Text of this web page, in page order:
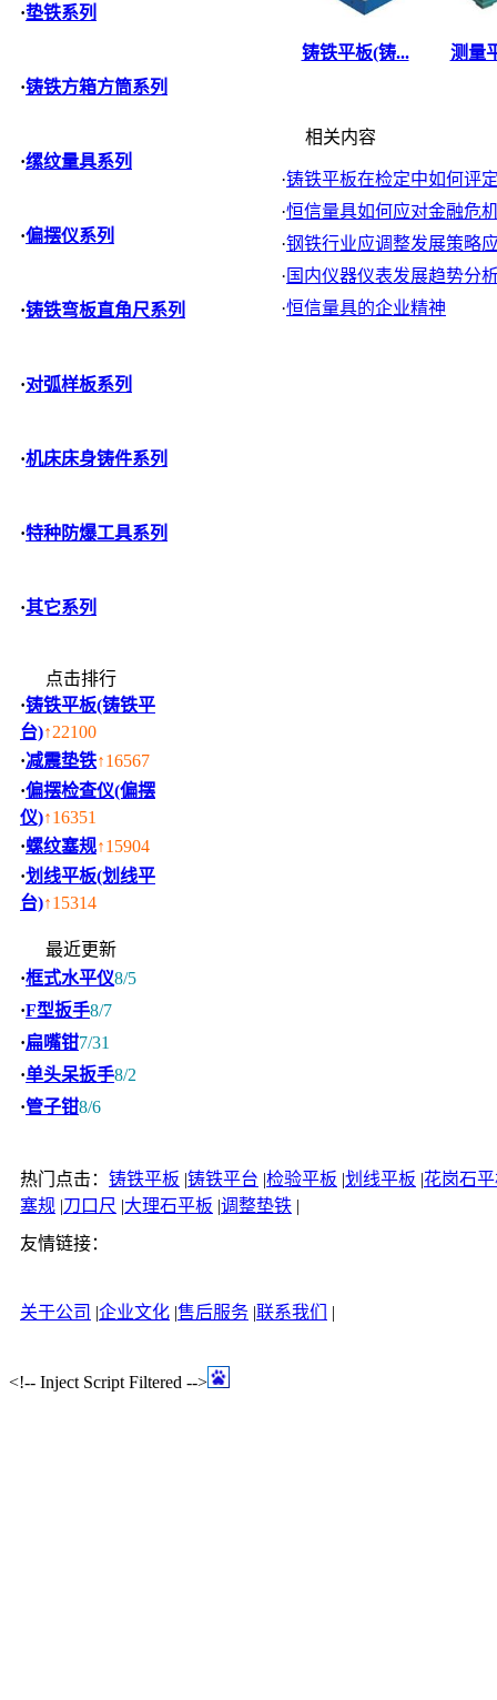
·垫铁系列
·铸铁方箱方筒系列
·缧纹量具系列
·偏摆仪系列
·铸铁弯板直角尺系列
·对弧样板系列
·机床床身铸件系列
·特种防爆工具系列
·其它系列
点击排行
·铸铁平板(铸铁平
台)↑22100
·减震垫铁↑16567
·偏摆检查仪(偏摆
仪)↑16351
·螺纹塞规↑15904
·划线平板(划线平
台)↑15314
最近更新
·框式水平仪8/5
·F型扳手8/7
·扁嘴钳7/31
·单头呆扳手8/2
·管子钳8/6
铸铁平板(铸... 测量
相关内容
·铸铁平板在检定中如何评
·恒信量具如何应对金融危
·钢铁行业应调整发展策略
· 国内仪器仪表发展趋势分
·恒信量具的企业精神
热门点击： 铸铁平板 |铸铁平台 |检验平板 |划线平板 |花岗石
塞规 |刀口尺 |大理石平板 |调整垫铁 |
友情链接：
关于公司 |企业文化 |售后服务 |联系我们 |
<!-- Inject Script Filtered -->